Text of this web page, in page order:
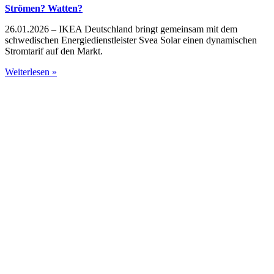
Strömen? Watten?
26.01.2026 – IKEA Deutschland bringt gemeinsam mit dem
schwedischen Energiedienstleister Svea Solar einen dynamischen
Stromtarif auf den Markt.
Weiterlesen »